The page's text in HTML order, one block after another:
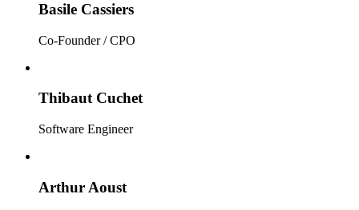
Basile Cassiers
Co-Founder / CPO
Thibaut Cuchet
Software Engineer
Arthur Aoust